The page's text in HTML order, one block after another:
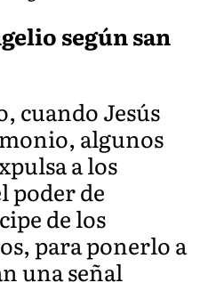
según san
cuando Jesús
algunos
a los
poder de
de los
para ponerlo a
una señal